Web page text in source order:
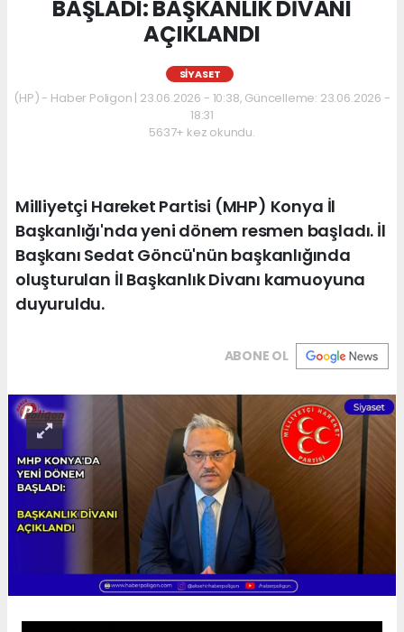
BAŞLADI: BAŞKANLIK DİVANI
AÇIKLANDI
SIYASET
(HP) - Haber Poligon | 23.06.2026 - 10:38, Güncelleme: 23.06.2026 -
18:31
5637+ kez okundu.
Milliyetçi Hareket Partisi (MHP) Konya İl
Başkanlığı'nda yeni dönem resmen başladı. İl
Başkanı Sedat Göncü'nün başkanlığında
oluşturulan İl Başkanlık Divanı kamuoyuna
duyuruldu.
ABONE OL